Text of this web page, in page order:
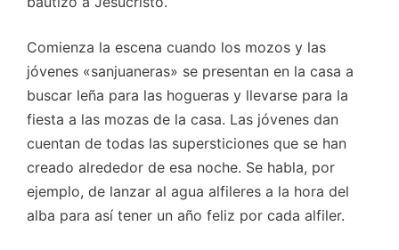
Comienza la escena cuando los mozos y las
jóvenes «sanjuaneras» se presentan en la casa a
buscar leña para las hogueras y llevarse para la
fiesta a las mozas de la casa. Las jóvenes dan
cuentan de todas las supersticiones que se han
creado alrededor de esa noche. Se habla, por
ejemplo, de lanzar al agua alfileres a la hora del
alba para así tener un año feliz por cada alfiler.